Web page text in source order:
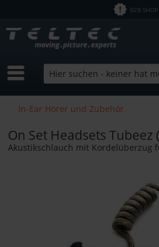
B2B SHOP
In-Ear Hörer und Zubehör
On Set Headsets Tubeez
Akustikschlauch mit Kordelüberzug